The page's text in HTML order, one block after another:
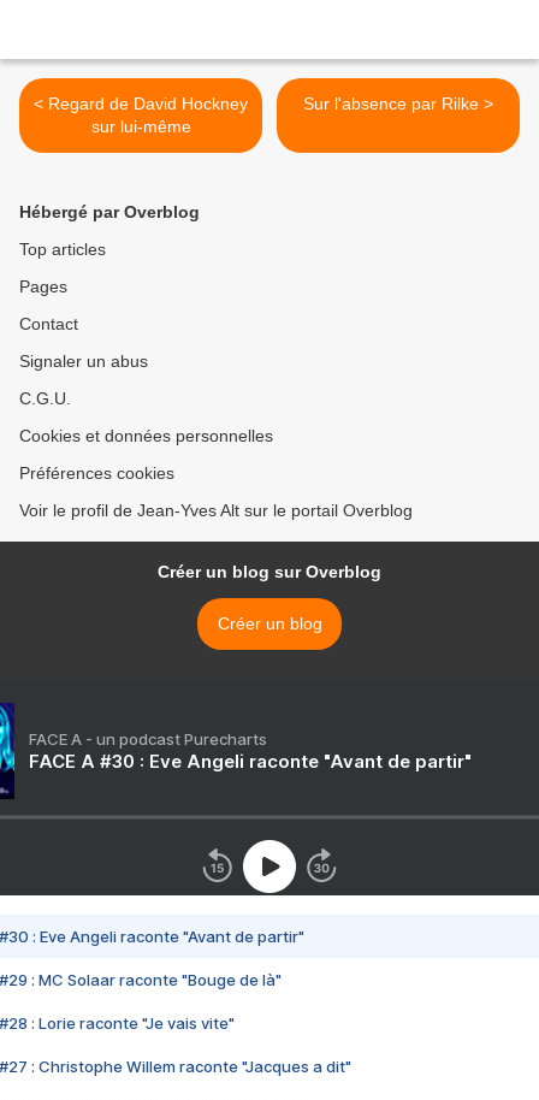
< Regard de David Hockney
sur lui-même
Sur l'absence par Rilke >
Hébergé par Overblog
Top articles
Pages
Contact
Signaler un abus
C.G.U.
Cookies et données personnelles
Préférences cookies
Voir le profil de Jean-Yves Alt sur le portail Overblog
Créer un blog sur Overblog
Créer un blog
FACE A - un podcast Purecharts
FACE A #30 : Eve Angeli raconte "Avant de partir"
#30 : Eve Angeli raconte "Avant de partir"
#29 : MC Solaar raconte "Bouge de là"
#28 : Lorie raconte "Je vais vite"
#27 : Christophe Willem raconte "Jacques a dit"